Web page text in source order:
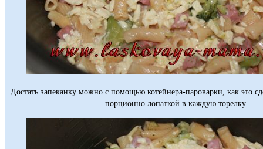
Достать запеканку можно с помощью котейнера-пароварки, как это
порционно лопаткой в каждую торелку.